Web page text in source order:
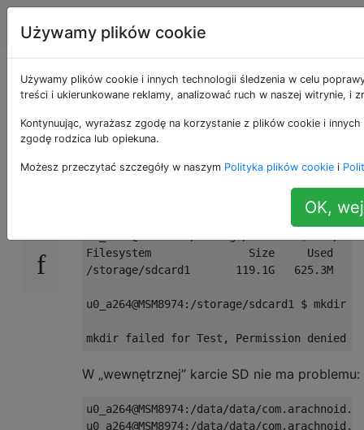
Android Tagi
SSHelper: Karta SD
Odmowa dostępu
Filesystem               Size     Used
/storage/sdcard1       119.1G   625.3M
u0_a264@MSM8974:/storage/sdcard1 $ mkdir
W „wewnętrznej” karcie SD nie ma problemu:
u0_a264@MSM8974:/data/data/
Używamy plików cookie
Używamy plików cookie i innych technologii śledzenia w celu
treści i ukierunkowane reklamy, analizować ruch w naszej witrynie, i
Kontynuując, wyrażasz zgodę na korzystanie z plików cookie i
zgodę rodzica lub opiekuna.
Możesz przeczytać szczegóły w naszym Polityka plików cookie i
OK,